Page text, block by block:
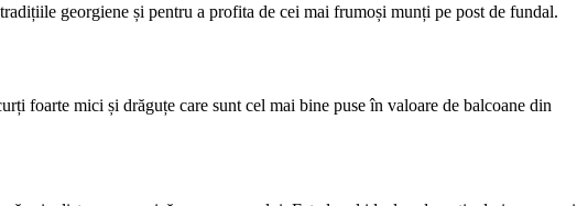
georgiene și pentru a profita de cei mai frumoși munți pe post de fundal.
foarte mici și drăguțe care sunt cel mai bine puse în valoare de balcoane din